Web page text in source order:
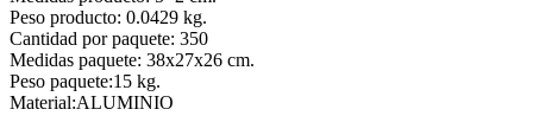
Peso producto: 0.0429 kg.
Cantidad por paquete: 350
Medidas paquete: 38x27x26 cm.
Peso paquete:15 kg.
Material:ALUMINIO